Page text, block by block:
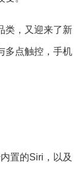
类，又迎来了新
多点触控，手机
置的Siri，以及